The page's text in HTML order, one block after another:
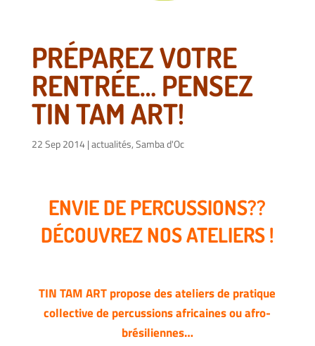
PRÉPAREZ VOTRE
RENTRÉE… PENSEZ
TIN TAM ART!
22 Sep 2014|actualités,Samba d'Oc
ENVIE DE PERCUSSIONS??
DÉCOUVREZ NOS ATELIERS !
TIN TAM ART propose des ateliers de pratique
collective de percussions africaines ou afro-
brésiliennes…